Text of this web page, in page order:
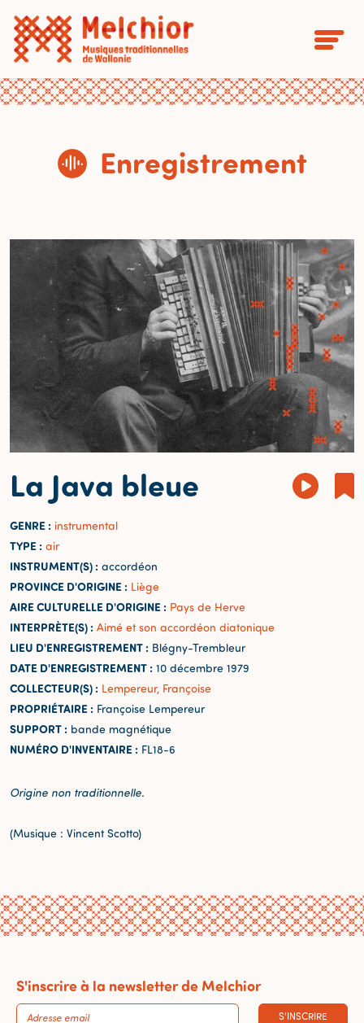
Enregistrement
La Java bleue
GENRE : instrumental
TYPE : air
INSTRUMENT(S) : accordéon
PROVINCE D'ORIGINE : Liège
AIRE CULTURELLE D'ORIGINE : Pays de Herve
INTERPRÈTE(S) : Aimé et son accordéon diatonique
LIEU D'ENREGISTREMENT : Blégny-Trembleur
DATE D'ENREGISTREMENT : 10 décembre 1979
COLLECTEUR(S) : Lempereur, Françoise
PROPRIÉTAIRE : Françoise Lempereur
SUPPORT : bande magnétique
NUMÉRO D'INVENTAIRE : FL18-6
Origine non traditionnelle.
(Musique : Vincent Scotto)
S'inscrire à la newsletter de Melchior
S'INSCRIRE